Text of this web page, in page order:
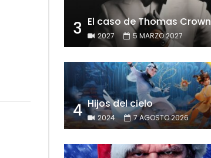
3 El caso de Thomas Crown
2027 5 MARZO 2027
4 Hijos del cielo
2024 7 AGOSTO 2026